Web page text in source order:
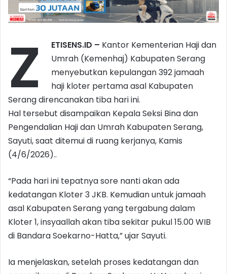
Z ETISENS.ID – Kantor Kementerian Haji dan
Umrah (Kemenhaj) Kabupaten Serang
menyebutkan kepulangan 392 jamaah
haji kloter pertama asal Kabupaten
Serang direncanakan tiba hari ini.
Hal tersebut disampaikan Kepala Seksi Bina dan
Pengendalian Haji dan Umrah Kabupaten Serang,
Sayuti, saat ditemui di ruang kerjanya, Kamis
(4/6/2026)..
“Pada hari ini tepatnya sore nanti akan ada
kedatangan Kloter 3 JKB. Kemudian untuk jamaah
asal Kabupaten Serang yang tergabung dalam
Kloter 1, insyaallah akan tiba sekitar pukul 15.00 WIB
di Bandara Soekarno-Hatta,” ujar Sayuti.
Ia menjelaskan, setelah proses kedatangan dan